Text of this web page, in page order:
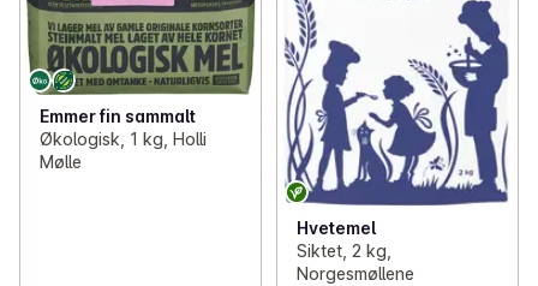
Emmer fin sammalt
Økologisk, 1 kg, Holli
Mølle
Hvetemel
Siktet, 2 kg,
Norgesmøllene